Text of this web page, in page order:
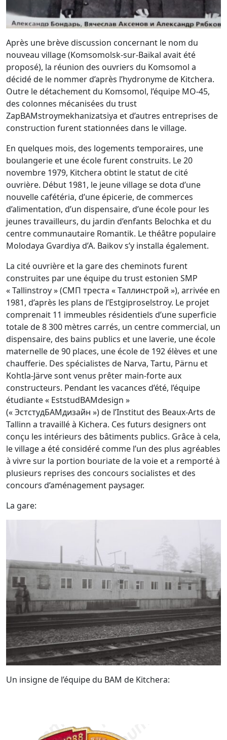
Après une brève discussion concernant le nom du
nouveau village (Komsomolsk-sur-Baïkal avait été
proposé), la réunion des ouvriers du Komsomol a
décidé de le nommer d’après l’hydronyme de Kitchera.
Outre le détachement du Komsomol, l’équipe MO-45,
des colonnes mécanisées du trust
ZapBAMstroymekhanizatsiya et d’autres entreprises de
construction furent stationnées dans le village.
En quelques mois, des logements temporaires, une
boulangerie et une école furent construits. Le 20
novembre 1979, Kitchera obtint le statut de cité
ouvrière. Début 1981, le jeune village se dota d’une
nouvelle cafétéria, d’une épicerie, de commerces
d’alimentation, d’un dispensaire, d’une école pour les
jeunes travailleurs, du jardin d’enfants Belochka et du
centre communautaire Romantik. Le théâtre populaire
Molodaya Gvardiya d’A. Baikov s’y installa également.
La cité ouvrière et la gare des cheminots furent
construites par une équipe du trust estonien SMP
« Tallinstroy » (СМП треста « Таллинстрой »), arrivée en
1981, d’après les plans de l’Estgiproselstroy. Le projet
comprenait 11 immeubles résidentiels d’une superficie
totale de 8 300 mètres carrés, un centre commercial, un
dispensaire, des bains publics et une laverie, une école
maternelle de 90 places, une école de 192 élèves et une
chaufferie. Des spécialistes de Narva, Tartu, Pärnu et
Kohtla-Järve sont venus prêter main-forte aux
constructeurs. Pendant les vacances d’été, l’équipe
étudiante « EststudBAMdesign »
(« ЭстстудБАМдизайн ») de l’Institut des Beaux-Arts de
Tallinn a travaillé à Kichera. Ces futurs designers ont
conçu les intérieurs des bâtiments publics. Grâce à cela,
le village a été considéré comme l’un des plus agréables
à vivre sur la portion bouriate de la voie et a remporté à
plusieurs reprises des concours socialistes et des
concours d’aménagement paysager.
La gare:
Un insigne de l’équipe du BAM de Kitchera: